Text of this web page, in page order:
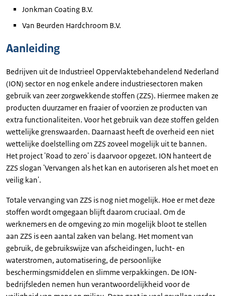
Jonkman Coating B.V.
Van Beurden Hardchroom B.V.
Aanleiding
Bedrijven uit de Industrieel Oppervlaktebehandelend Nederland
(ION) sector en nog enkele andere industriesectoren maken
gebruik van zeer zorgwekkende stoffen (ZZS). Hiermee maken ze
producten duurzamer en fraaier of voorzien ze producten van
extra functionaliteiten. Voor het gebruik van deze stoffen gelden
wettelijke grenswaarden. Daarnaast heeft de overheid een niet
wettelijke doelstelling om ZZS zoveel mogelijk uit te bannen.
Het project 'Road to zero' is daarvoor opgezet. ION hanteert de
ZZS slogan 'Vervangen als het kan en autoriseren als het moet en
veilig kan'.
Totale vervanging van ZZS is nog niet mogelijk. Hoe er met deze
stoffen wordt omgegaan blijft daarom cruciaal. Om de
werknemers en de omgeving zo min mogelijk bloot te stellen
aan ZZS is een aantal zaken van belang. Het moment van
gebruik, de gebruikswijze van afscheidingen, lucht- en
waterstromen, automatisering, de persoonlijke
beschermingsmiddelen en slimme verpakkingen. De ION-
bedrijfsleden nemen hun verantwoordelijkheid voor de